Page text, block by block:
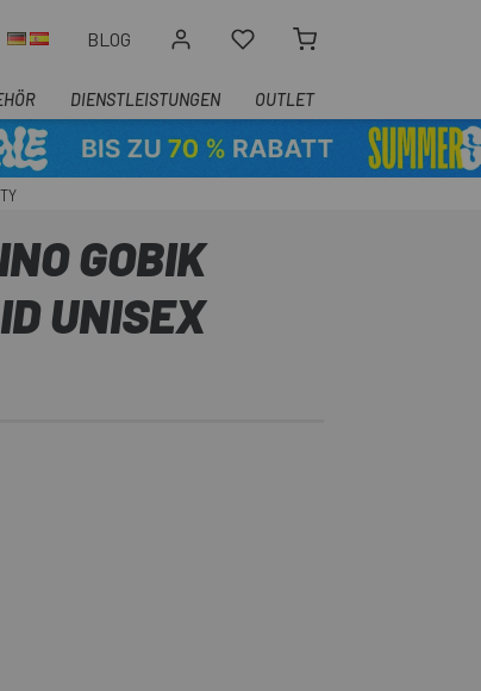
BLOG
DIENSTLEISTUNGEN OUTLET
GOBIK
UNISEX